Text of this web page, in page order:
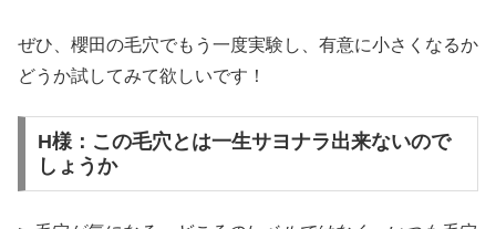
ぜひ、櫻田の毛穴でもう一度実験し、有意に小さくなるか
どうか試してみて欲しいです！
H様：この毛穴とは一生サヨナラ出来ないので
しょうか